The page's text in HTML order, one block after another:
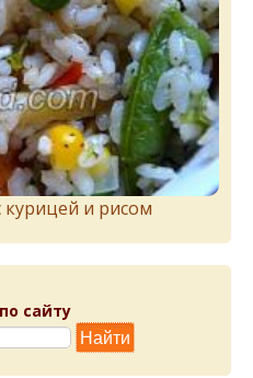
и рисом
сайту